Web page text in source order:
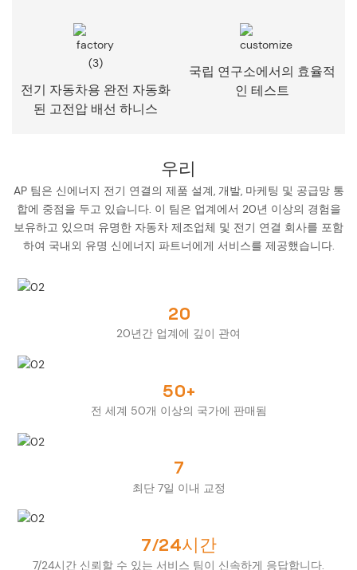
전기 자동차용 완전 자동화
된 고전압 배선 하니스
국립 연구소에서의 효율적
인 테스트
우리
AP 팀은 신에너지 전기 연결의 제품 설계, 개발, 마케팅 및 공급망 통
합에 중점을 두고 있습니다. 이 팀은 업계에서 20년 이상의 경험을
보유하고 있으며 유명한 자동차 제조업체 및 전기 연결 회사를 포함
하여 국내외 유명 신에너지 파트너에게 서비스를 제공했습니다.
20
20년간 업계에 깊이 관여
50+
전 세계 50개 이상의 국가에 판매됨
7
최단 7일 이내 교정
7/24시간
7/24시간 신뢰할 수 있는 서비스 팀이 신속하게 응답합니다.